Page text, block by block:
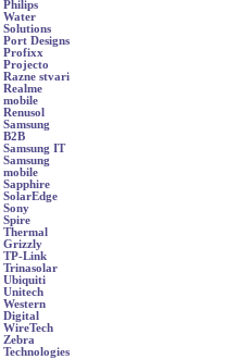
Philips
Water
Solutions
Port Designs
Profixx
Projecto
Razne stvari
Realme
mobile
Renusol
Samsung
B2B
Samsung IT
Samsung
mobile
Sapphire
SolarEdge
Sony
Spire
Thermal
Grizzly
TP-Link
Trinasolar
Ubiquiti
Unitech
Western
Digital
WireTech
Zebra
Technologies